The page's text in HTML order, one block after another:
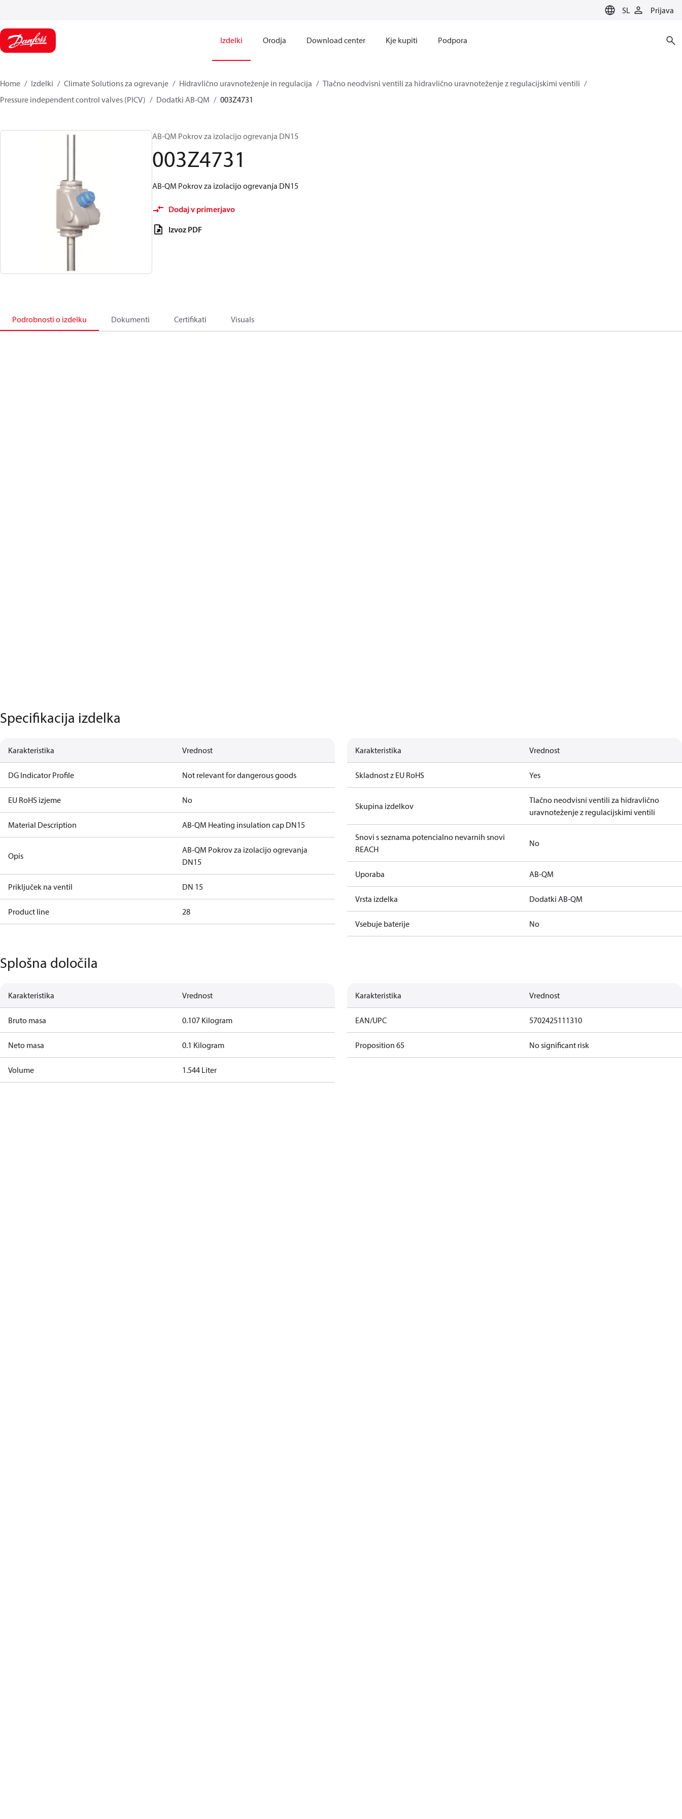
SL Prijava
Izdelki Orodja Download center Kje kupiti Podpora
Home Izdelki Climate Solutions za ogrevanje Hidravlično uravnoteženje in regulacija
Tlačno neodvisni ventili za hidravlično uravnoteženje z regulacijskimi ventili
Pressure independent control valves (PICV)
Dodatki AB-QM 003Z4731
AB-QM Pokrov za izolacijo ogrevanja DN15
003Z4731
AB-QM Pokrov za izolacijo ogrevanja DN15
Dodaj v primerjavo
Izvoz PDF
Podrobnosti o izdelku Dokumenti Certifikati Visuals
Specifikacija izdelka
Karakteristika Vrednost
DG Indicator Profile Not relevant for dangerous goods
EU RoHS izjeme No
Material Description AB-QM Heating insulation cap DN15
Opis
AB-QM Pokrov za izolacijo ogrevanja
DN15
Priključek na ventil DN 15
Product line 28
Karakteristika Vrednost
Skladnost z EU RoHS Yes
Skupina izdelkov
Tlačno neodvisni ventili za hidravlično
uravnoteženje z regulacijskimi ventili
Snovi s seznama potencialno nevarnih snovi
REACH
No
Uporaba AB-QM
Vrsta izdelka Dodatki AB-QM
Vsebuje baterije No
Splošna določila
Karakteristika Vrednost
Bruto masa 0.107 Kilogram
Neto masa 0.1 Kilogram
Volume 1.544 Liter
Karakteristika Vrednost
EAN/UPC 5702425111310
Proposition 65 No significant risk